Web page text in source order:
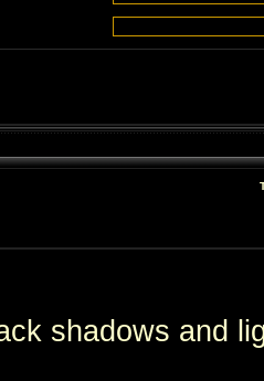
shadows and